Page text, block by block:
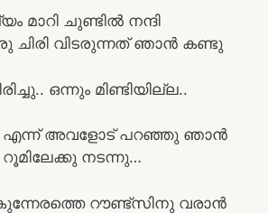
മാറി ചുണ്ടിൽ നന്ദി
വിടരുന്നത് ഞാൻ കണ്ടു
ഒന്നും മിണ്ടിയില്ല..
എന്ന് അവളോട്‌ പറഞ്ഞു ഞാൻ
നടന്നു…
റൗണ്ട്സിനു വരാൻ